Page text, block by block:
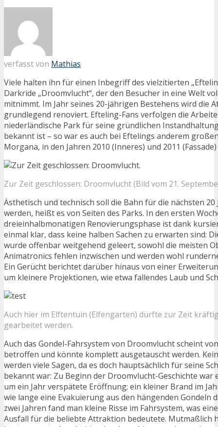
verfasst von Mathias
Viele halten ihn für einen Inbegriff des vielzitierten
Darkride „Droomvlucht“, der den Besucher in eine Welt
mitnimmt. Im Jahr seines 20-jährigen Bestehens wird die
grundlegend renoviert. Efteling-Fans verfolgen die
niederländische Park für seine gründlichen
bekannt ist – so war es auch bei Eftelings anderem
Morgana, in den Jahren 2010 (Inneres) und 2011 (Fassade)
Zur Zeit geschlossen: Droomvlucht (Bild vom 21.
Ästhetisch und technisch soll die Bahn für die nächsten
werden, heißt es von Seiten des Parks. In den ersten
dreieinhalbmonatigen Renovierungsphase ist dank
einmal klar, dass keine halben Sachen zu erwarten sind:
wurde offenbar weitgehend geleert, sowohl die meisten
Animatronics fehlen inzwischen und werden wohl
Ein Gerücht berichtet darüber hinaus von einer
um kleinere Projektionen, wie etwa fallendes Laub und
Auch hier im Elftentuin (Elfengarten) dürfte zur Zeit
gearbeitet werden.
Auch das Gondel-Fahrsystem von Droomvlucht scheint
betroffen und könnte komplett ausgetauscht werden.
werden viele Sagen, da es doch hauptsächlich für seine
bekannt war: Zu Beginn der Droomvlucht-Geschichte war
um ein Jahr verspätete Eröffnung; ein kleiner Brand im
wie lange eine Evakuierung aus den hängenden Gondeln
zwei Jahren fand man kleine Risse im Fahrsystem, was
Ausfall für die beliebte Attraktion bedeutete. Mutmaßlich